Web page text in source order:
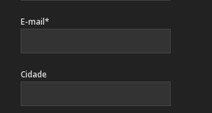
E-mail*
Cidade